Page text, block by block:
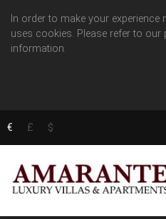
In order to make your
uses cookies. Please refer to our
information.
€ £ $